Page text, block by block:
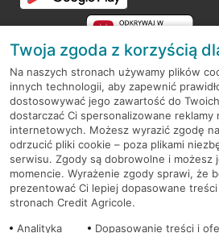
RODO
Regulamin serwisu
Mapa serwisu
PolitykaCookies
Twoja zgoda z korzyścią
Na naszych stronach używamy plików
innych technologii, aby zapewnić
dostosowywać jego zawartość do
dostarczać Ci spersonalizowane reklamy
internetowych. Możesz wyrazić zgodę
odrzucić pliki cookie – poza plikami
serwisu. Zgody są dobrowolne i możesz
momencie. Wyrażenie zgody sprawi, że
prezentować Ci lepiej dopasowane
stronach Credit Agricole.
Analityka
Dopasowanie treści i